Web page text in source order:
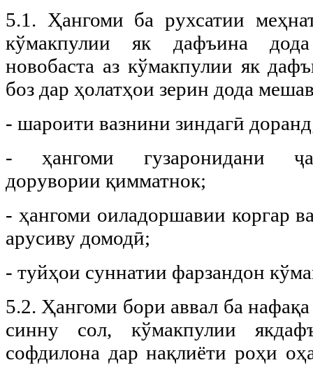
5.1. Ҳангоми ба рухсатии
кўмакпулии як дафъина
новобаста аз кўмакпулии як
боз дар ҳолатҳои зерин дода
- шароити вазнини зиндагӣ
- ҳангоми гузаронидани
дорувории қимматнок;
- ҳангоми оиладоршавии коргар
арусиву домодӣ;
- туйҳои суннатии фарзандон
5.2. Ҳангоми бори аввал ба нафақа
синну сол, кўмакпулии
софдилона дар нақлиёти роҳи